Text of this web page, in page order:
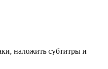
наложить субтитры и